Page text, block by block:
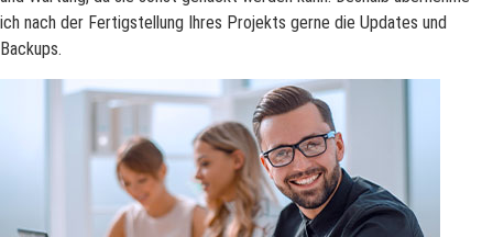
ich nach der Fertigstellung Ihres Projekts gerne die Updates und
Backups.